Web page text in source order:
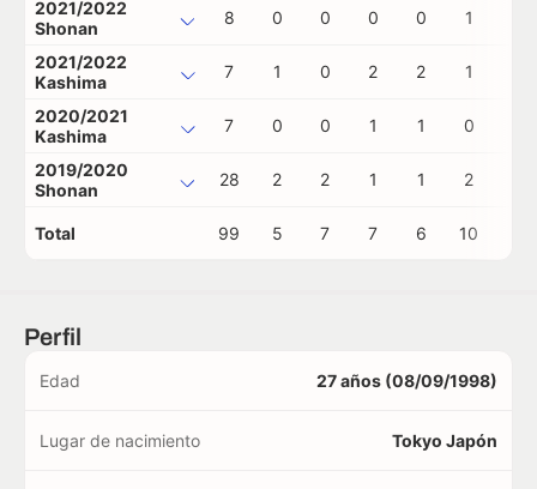
2021/2022
Shonan
8 0 0 0 0 1
2021/2022
Kashima
7 1 0 2 2 1
2020/2021
Kashima
7 0 0 1 1 0
2019/2020
Shonan
28 2 2 1 1 2
Total 99 5 7 7 6 10
Perfil
Edad 27 años (08/09/1998)
Lugar de nacimiento Tokyo Japón